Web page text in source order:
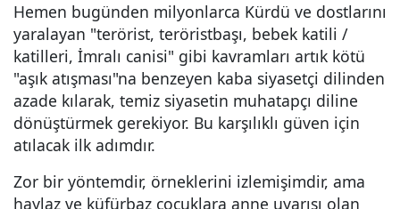
Hemen bugünden milyonlarca Kürdü ve dostlarını
yaralayan "terörist, teröristbaşı, bebek katili /
katilleri, İmralı canisi" gibi kavramları artık kötü
"aşık atışması"na benzeyen kaba siyasetçi dilinden
azade kılarak, temiz siyasetin muhatapçı diline
dönüştürmek gerekiyor. Bu karşılıklı güven için
atılacak ilk adımdır.
Zor bir yöntemdir, örneklerini izlemişimdir, ama
haylaz ve küfürbaz çocuklara anne uyarısı olan